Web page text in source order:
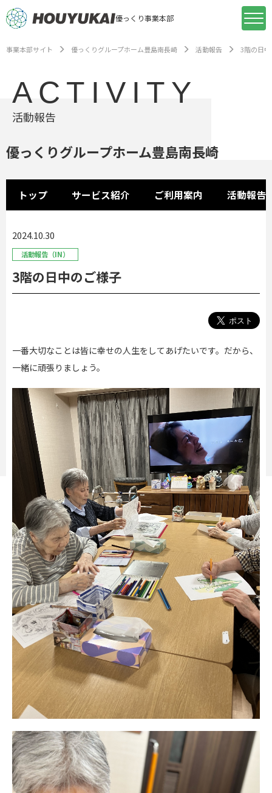
優っくり事業本部
事業本部サイト 優っくりグループホーム豊島南長崎 活動報告 3階の日
ACTIVITY
活動報告
優っくりグループホーム豊島南長崎
トップ サービス紹介 ご利用案内 活動報告
2024.10.30
活動報告（IN）
3階の日中のご様子
一番大切なことは皆に幸せの人生をしてあげたいです。だから、
一緒に頑張りましょう。